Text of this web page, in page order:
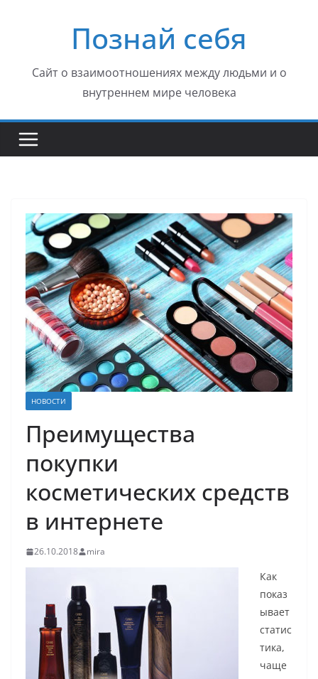
содержимомуПознай себя
Сайт о взаимоотношениях между людьми и о
внутреннем мире человека
НОВОСТИ
Преимущества
покупки
косметических средств
в интернете
26.10.2018 mira
Как
показ
ывает
статис
тика,
чаще